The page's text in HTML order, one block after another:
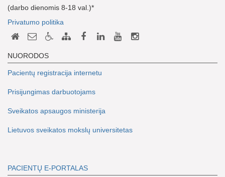
(darbo dienomis 8-18 val.)*
Privatumo politika
NUORODOS
Pacientų registracija internetu
Prisijungimas darbuotojams
Sveikatos apsaugos ministerija
Lietuvos sveikatos mokslų universitetas
PACIENTŲ E-PORTALAS